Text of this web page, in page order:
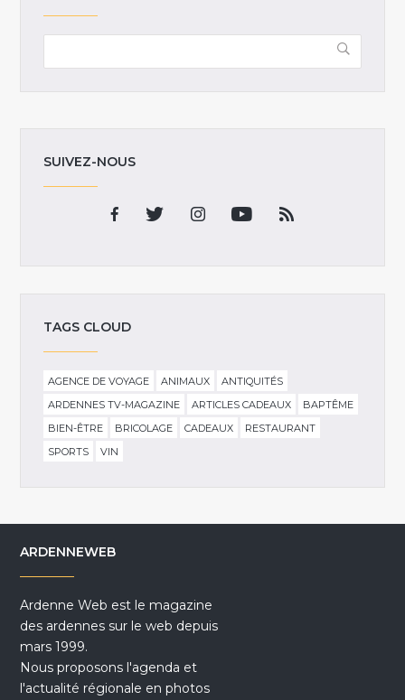
SUIVEZ-NOUS
TAGS CLOUD
AGENCE DE VOYAGE ANIMAUX
ANTIQUITÉS
ARDENNES TV-MAGAZINE
ARTICLES CADEAUX
BAPTÊME
BIEN-ÊTRE
BRICOLAGE CADEAUX
RESTAURANT
SPORTS
VIN
ARDENNEWEB
Ardenne Web est le magazine
des ardennes sur le web depuis
mars 1999.
Nous proposons l'agenda et
l'actualité régionale en photos